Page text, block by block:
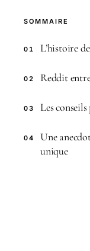
SOMMAIRE
01 L’histoire
02 Reddit
03 Les
04
Une
unique